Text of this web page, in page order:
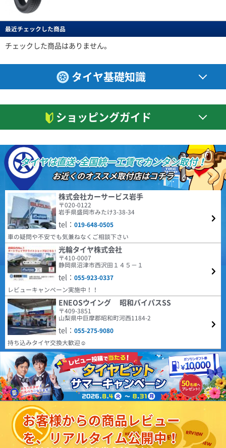
新鋭タイヤブランドです。 2019年にドイツで設計され
た最初の製品をリリースして以来、最新の設備で製造さ
れる高品質な商品群は現地でも受け入れられ、西ヨーロ
総合評価：3件 4.61
シアット
1958年に設立されたCEAT（シアット）は、インドを代
表するタイヤブランドであり、RPGグループのフラッグ
シップカンパニーです。1983年にヨコハマタイヤと提
額15.7億ドルで20位となっており、販売網は世界110ヶ
国以上でワールドクラスの製品とサービスを提供してい
ます。
総合評価：155件 4.48
ENVOY
エンボイ
ENVOY（エンボイ）は、比類のない価値と品質を世界市
場に提供するべく、2024年に誕生した革新的なタイヤブ
ランドです。 ヨーロッパで設計・開発されたタイヤは、
モダンなトレッドパターンをラインナップに取り揃え、
すべての人により高い価値をもたらすことに絶えず注力
しています。
総合評価：22件
COOPER
クーパー
COOPER TIRES（クーパー・タイヤ) は1914年にアメリ
カで設立され、乗用車向けラジアルタイヤやSUV用タイ
ヤの製造・販売を行っています。本社はオハイオ州フィ
ンドレーに所在し、100年以上の歴史を持つタイヤメー
カーです。同社はグッドイヤーのチームとなっていま
す。
総合評価：181件 4.59
こちら!
HIFLY
ハイフライ
北米、ヨーロッパをはじめ世界各国で販売されている人
気ブランドHIFLY。 アメリカ合衆国運輸省の認定規格で
あるDOTをはじめ、欧州など各国の基準、規定に合格し
ています。
特設ページは
こちら!
DAVANTI ECOURA HP1 195/65R15 91H
4.40点
7,110円
NANKANG NA-1 195/65R15 91H
6,590円
最近チェックした商品
チェックした商品はありません。
タイヤ基礎知識
ショッピングガイド
タイヤは直送･全国統一工賃でカンタン取付！
お近くのオススメ取付店はコチラ
株式会社カーサービス岩手
〒020-0122
岩手県盛岡市みたけ3-38-34
tel： 019-648-0505
車の疑問や不安でも気兼ねなくご相談下さい
光輪タイヤ株式会社
〒410-0007
静岡県沼津市西沢田１４５－１
tel： 055-923-0337
レビューキャンペーン実施中！！
ENEOSウイング 昭和バイパスSS
〒409-3851
山梨県中巨摩郡昭和町河西1184-2
tel： 055-275-9080
持ち込みタイヤ交換大歓迎☺
お客様からの商品レビュー
を、リアルタイム公開中！
い４５タイヤに変えました。 タイヤが薄くなった分、乗り心地が少し犠牲
になりましたが 見た目は凄くカッコよくなり満足してます。 ２０インチだ
とタイヤ代だけで普通は高額になりますが おもったほど高くなくリーズナ
ブルでお得感を感じてます。 この金額ならすり減ったらすぐ交換したいと
思います。 いい買い物ができた。
(4.50点)しんいちさん
MINERVA F205 205/40R18 86Y XL
ミネルバのリピートです！ 前回は17インチ、今回は18インチを購入しまし
あるし、ドライでのグリップも満足できる。 何より耐久性あるのもポイン
トです。 高級なタイヤなら当然かもしれないけど、安いのに十分満足でき
るのが素晴らしいです。 本当にコスパの良いタイヤだと思います！
(4.14点)
rol*******さん
BRIDGESTONE TECHNO SPORTS 225/45R18 95V XL
(4.57点)r.y*******さん
ENVOY MOTIVA UHP 245/45R20 103Y XL
走行500キロ程度でのレビュー 以前のタイヤ RADAR Dimax R8+ ドライ性
能 全く問題なしです。 ウェット性能 未走行なので、★一つマイナスし
ました。 高速性能 制限速度＋αで走行しても全く問題無しです。 静粛性
以前のタイヤよりかなり静かに感じます。 高速道路でも、走行音が気
になることはありませんでした。 乗り心地 以前のタイヤより柔らかく感
じ、乗り心地は良くなったと感じます。 燃費性能、ライフについては、こ
れからなので こちらも★一つマイナスしました。 気になった点 ・他のレ
ビューでもありましたが、まだ馴染んでいないためか、 装着２日で約１
０％程、空気圧が低下しました。 再調整して様子を見たいと思います。
・ホイールウェイトがこれまでよりかなり多めに感じました。 取付条
件や個体差もあると思うので、こちらも今後の状態を見ていきたいです。
(4.50点)qqs*******さん
GOODYEAR EfficientGrip ECO EG02 175/65R15 84H
全般的に満足しています。以前より静かだし、乗り心地も良いです。転がり
抵抗は小さいと感じます。
(5.00点) かじっさん
ARMSTRONG BLU-TRAC PC 185/65R15 88H
車検が近く履き替えました。４ヶ月経ちましたが普通に乗るには問題無いの
で次も有りかと思います。
(5.00点)デラックスさん
RADAR Dimax ICE 205/60R16 96T XL ｽﾀｯﾄﾞﾚｽ
日常の使用に問題なし。ピッタリと地面を感じるので安心して運転できま
す。
(4.29点)mak*******さん
MINERVA ECOSPEED2 SUV 215/60R17 100V XL
購入から約1年装着した感想です。 車種はマツダMPV。 装着から約1.0万
キロ走っています。性能に問題が無くコスパから考えても優れたタイヤだと
思います。1点気になる点が燃費が少し悪くなったのかな？と感じます。空
気圧等で少しは燃費が良くなるのでしょうか。
(4.43点)hir*******さん
GOODYEAR EfficientGrip Comfort 195/45R17 81W
街乗りで不満は無いと思う。 乗り心地は良い、ロードノイズは静か 生産国
は日本製でこの値段なら文句は無いと思う。
(5.00点)
EMBELY S12 14x4.5 45 100x4 GM
早くて良かった。